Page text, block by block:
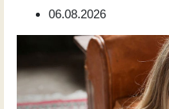
06.08.2026